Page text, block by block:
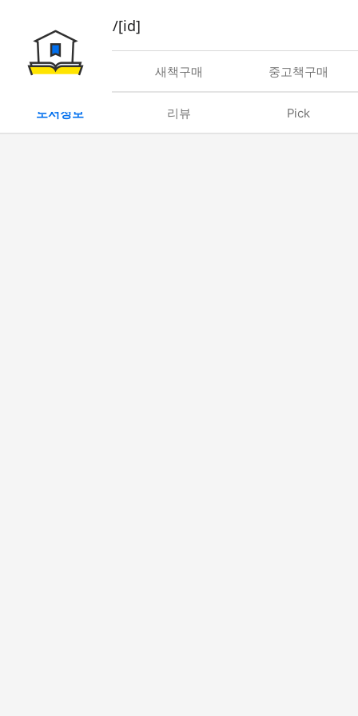
book/rent/[id]
대여 새책구매 중고책구매
도서정보 리뷰 Pick